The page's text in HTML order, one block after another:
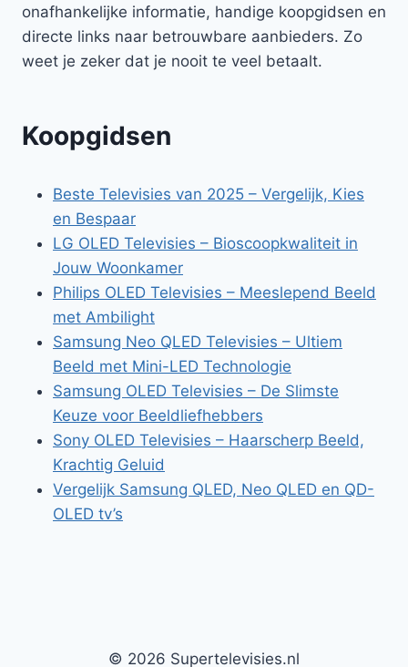
onafhankelijke informatie, handige koopgidsen en
directe links naar betrouwbare aanbieders. Zo
weet je zeker dat je nooit te veel betaalt.
Koopgidsen
Beste Televisies van 2025 – Vergelijk, Kies
en Bespaar
LG OLED Televisies – Bioscoopkwaliteit in
Jouw Woonkamer
Philips OLED Televisies – Meeslepend Beeld
met Ambilight
Samsung Neo QLED Televisies – Ultiem
Beeld met Mini-LED Technologie
Samsung OLED Televisies – De Slimste
Keuze voor Beeldliefhebbers
Sony OLED Televisies – Haarscherp Beeld,
Krachtig Geluid
Vergelijk Samsung QLED, Neo QLED en QD-
OLED tv’s
© 2026 Supertelevisies.nl